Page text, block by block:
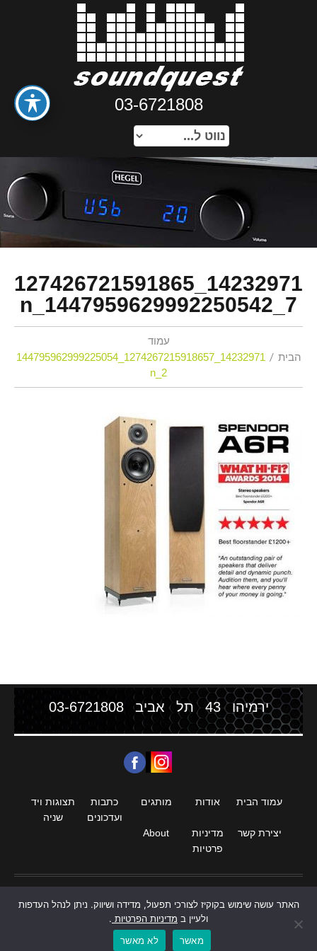
03-6721808
14232971_127426721591865
7_1447959629992250542_n
עמוד
הבית
14232971_1274267215918657_144795962999225054
2_n
ירמיהו 43 תל אביב 03-6721808
עמוד הבית אודות מותגים
כתבות
ועדכונים
תצוגות ויד
שניה
יצירת קשר
מדיניות
פרטיות
About
חנות סטריאו וקולנוע ביתי HIGH END
האתר עושה שימוש בקוקיז לצורכי תפעול, מדידה ושיווק. ניתן לנהל העדפות
ולעיין ב מדיניות הפרטיות .
מאשר
לא מאשר